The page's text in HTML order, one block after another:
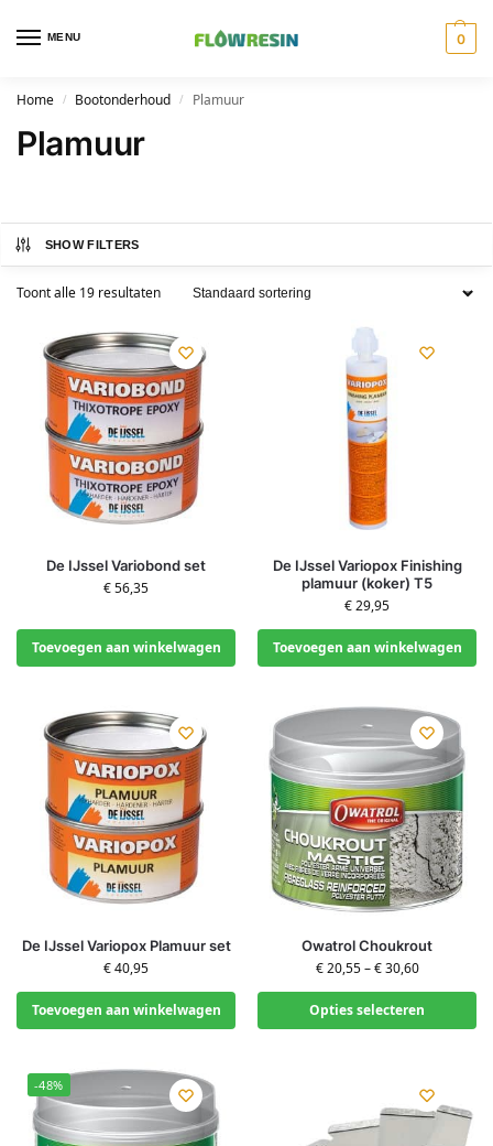
MENU 0
Home / Bootonderhoud / Plamuur
Plamuur
SHOW FILTERS
Toont alle 19 resultaten
De IJssel Variobond set
€56,35
Toevoegen aan winkelwagen
De IJssel Variopox Finishing
plamuur (koker) T5
€29,95
Toevoegen aan winkelwagen
De IJssel Variopox Plamuur set
€40,95
Toevoegen aan winkelwagen
Owatrol Choukrout
€20,55–€30,60
Opties selecteren
-48%